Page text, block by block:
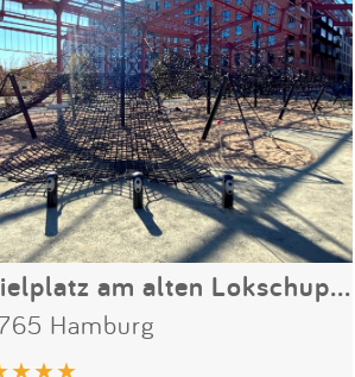
Spielplatz am alten Lokschuppen
Hamburg